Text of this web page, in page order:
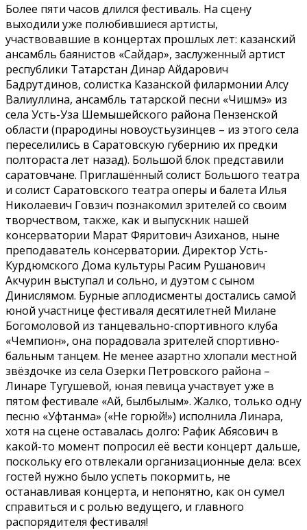
Более пяти часов длился фестиваль. На сцену
выходили уже полюбившиеся артисты,
участвовавшие в концертах прошлых лет: казанский
ансамбль баянистов «Сайдар», заслуженный артист
республики Татарстан Динар Айдарович
Бадрутдинов, солистка Казанской филармонии Алсу
Валиуллина, ансамбль татарской песни «Чишмэ» из
села Усть-Уза Шемышейского района Пензенской
области (прародины новоустьузинцев – из этого села
переселились в Саратовскую губернию их предки
полтораста лет назад). Большой блок представили
саратовчане. Приглашённый солист Большого театра
и солист Саратовского театра оперы и балета Илья
Николаевич Говзич познакомил зрителей со своим
творчеством, также, как и выпускник нашей
консерватории Марат Фяритович Азиханов, ныне
преподаватель консерватории. Директор Усть-
Курдюмского Дома культуры Расим Рушанович
Акчурин выступал и сольно, и дуэтом с сыном
Динислямом. Бурные аплодисменты достались самой
юной участнице фестиваля десятилетней Милане
Богомоловой из танцевально-спортивного клуба
«Чемпион», она порадовала зрителей спортивно-
бальным танцем. Не менее азартно хлопали местной
звёздочке из села Озерки Петровского района –
Линаре Тугушевой, юная певица участвует уже в
пятом фестивале «Ай, былбылым». Жалко, только одну
песню «Уфтанма» («Не горюй!») исполнила Линара,
хотя на сцене оставалась долго: Рафик Абясович в
какой-то момент попросил её вести концерт дальше,
поскольку его отвлекали организационные дела: всех
гостей нужно было успеть покормить, не
останавливая концерта, и непонятно, как он сумел
справиться и с ролью ведущего, и главного
распорядителя фестиваля!